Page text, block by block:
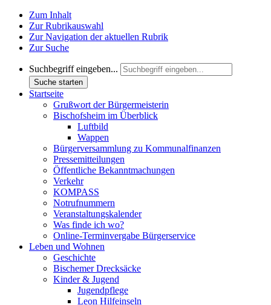
Zum Inhalt
Zur Rubrikauswahl
Zur Navigation der aktuellen Rubrik
Zur Suche
Suchbegriff eingeben...
Suche starten
Startseite
Grußwort der Bürgermeisterin
Bischofsheim im Überblick
Luftbild
Wappen
Bürgerversammlung zu Kommunalfinanzen
Pressemitteilungen
Öffentliche Bekanntmachungen
Verkehr
KOMPASS
Notrufnummern
Veranstaltungskalender
Was finde ich wo?
Online-Terminvergabe Bürgerservice
Leben und Wohnen
Geschichte
Bischemer Drecksäcke
Kinder & Jugend
Jugendpflege
Leon Hilfeinseln